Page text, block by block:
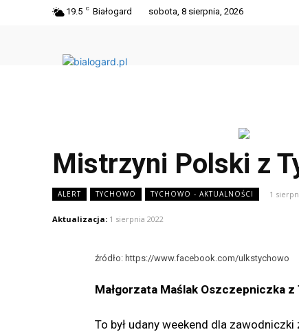
19.5 C Białogard sobota, 8 sierpnia, 2026
Mistrzyni Polski z
ALERT TYCHOWO TYCHOWO - AKTUALNOŚCI 1
Aktualizacja: 1 sierpnia 2022
źródło: https://www.facebook.com/ulkstychowo
Małgorzata Maślak Oszczepniczka
To był udany weekend dla